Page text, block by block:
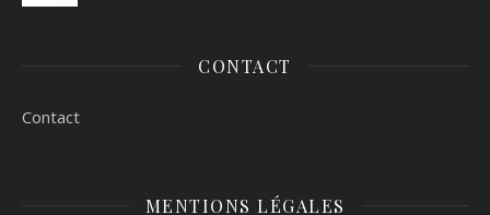
CONTACT
Contact
MENTIONS LÉGALES